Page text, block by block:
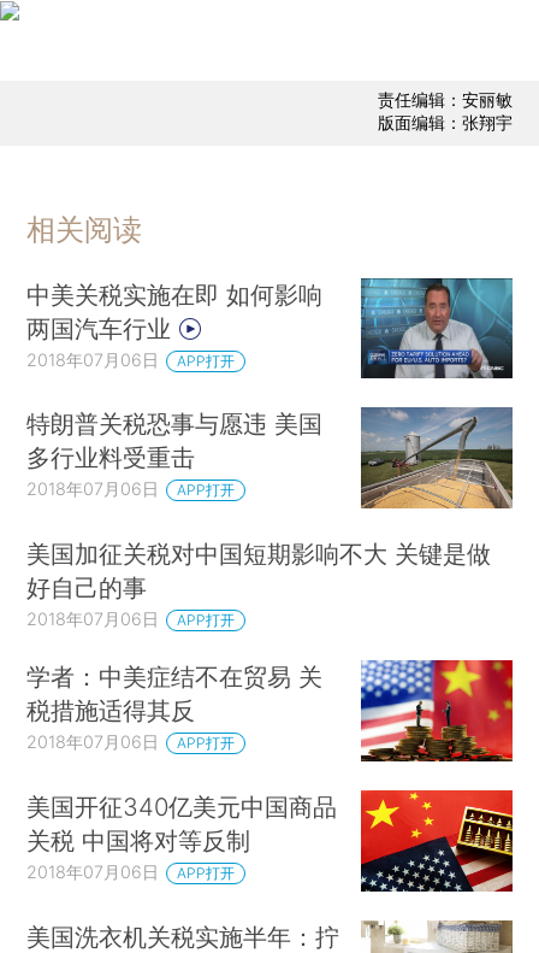
责任编辑：安丽敏
版面编辑：张翔宇
相关阅读
中美关税实施在即 如何影响
两国汽车行业
2018年07月06日 APP打开
特朗普关税恐事与愿违 美国
多行业料受重击
2018年07月06日 APP打开
美国加征关税对中国短期影响不大 关键是做
好自己的事
2018年07月06日 APP打开
学者：中美症结不在贸易 关
税措施适得其反
2018年07月06日 APP打开
美国开征340亿美元中国商品
关税 中国将对等反制
2018年07月06日 APP打开
美国洗衣机关税实施半年：拧